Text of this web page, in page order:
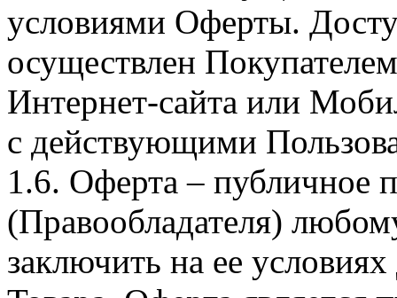
условиями Оферты.
осуществлен
Интернет-сайта или
с действующими
1.6. Оферта – публичное
(Правообладателя)
заключить на ее